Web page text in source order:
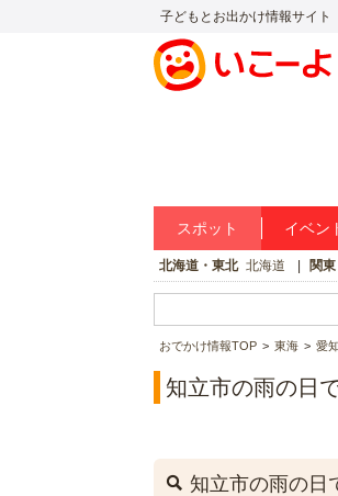
子どもとお出かけ情報サイト
スポット イベン
北海道・東北 北海道 関東
おでかけ情報TOP 東海 愛
知立市の雨の日
知立市の雨の日